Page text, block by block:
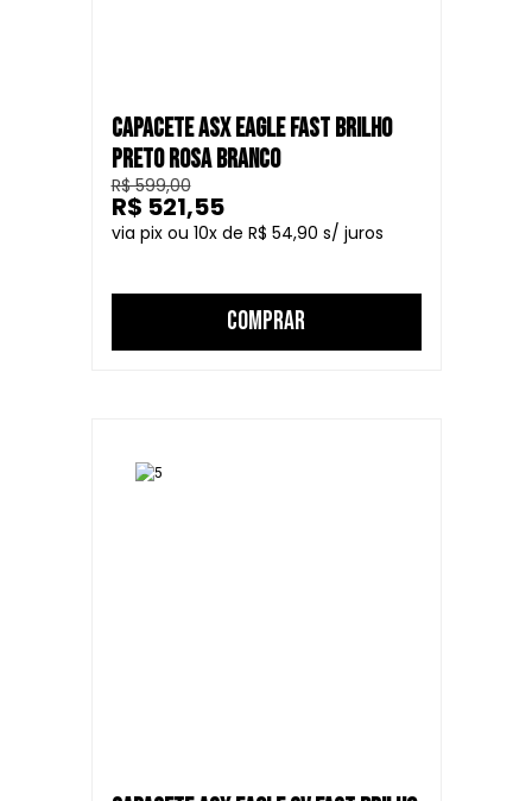
CAPACETE ASX EAGLE FAST BRILHO
PRETO ROSA BRANCO
R$ 599,00
10
R$ 54,90
R$ 521,55
COMPRAR